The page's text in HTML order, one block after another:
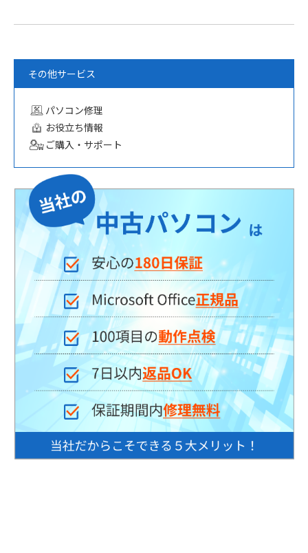
その他サービス
パソコン修理
お役立ち情報
ご購入・サポート
商品レビューを書く